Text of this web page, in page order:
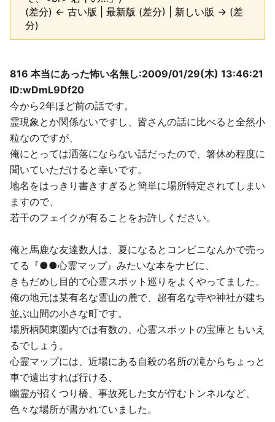
(差分) ← 古い版 | 最新版 (差分) | 新しい版 → (差
分)
816 本当にあった怖い名無し:2009/01/29(木) 13:46:21
ID:wDmL9Df20
今から2年ほど前の話です。
霊現象とか関係ないですし、皆さんの話に比べると全然小
粒なのですが、
俺にとっては洒落にならない話だったので、箸休め程度に
聞いていただけると幸いです。
地名をはっきり書きすぎると簡単に場所特定されてしまい
ますので、
若干のフェイクが有ることをお許しください。
俺と馬鹿な友達数人は、夏になるとコンビニなんかで売っ
てる『●●心霊マップ』みたいな本をナビに、
きもだめし目的で心霊スポット巡りをよくやってました。
俺の地元は某有名な霊山の麓で、超有名な寺や神社が建ち
並ぶ山間の小さな町です。
場所柄関東圏内では有数の、心霊スポットの宝庫ともいえ
るでしょう。
心霊マップには、近場にある自殺の名所の滝からちょっと
車で遠出すれば行ける、
幽霊が招くつり橋、事故死した女が佇むトンネルなど、
色々な場所が書かれていました。